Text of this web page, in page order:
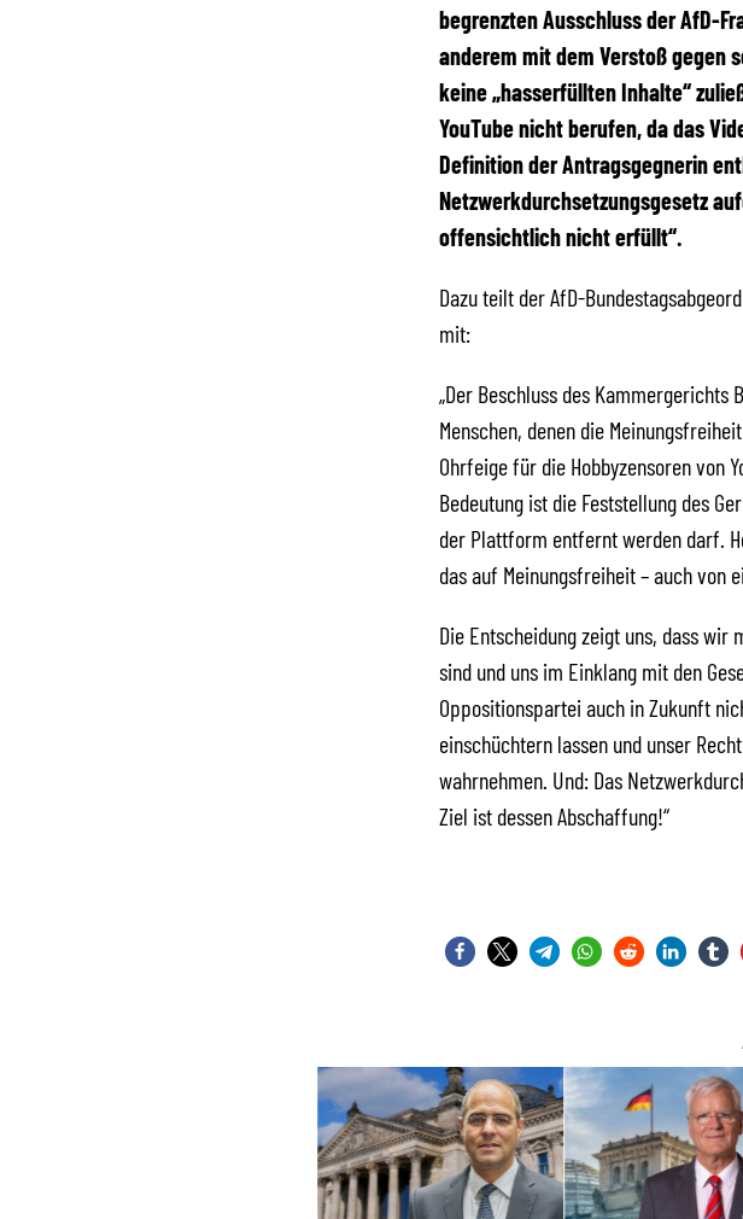
begrenzten Ausschluss der AfD-
anderem mit dem Verstoß gegen
keine „hasserfüllten Inhalte“
YouTube nicht berufen, da das
Definition der Antragsgegnerin
Netzwerkdurchsetzungsgesetz
offensichtlich nicht erfüllt“.
Dazu teilt der AfD-
mit:
„Der Beschluss des
Menschen, denen die
Ohrfeige für die Hobbyzensoren von
Bedeutung ist die Feststellung des
der Plattform entfernt werden darf.
das auf Meinungsfreiheit – auch von
Die Entscheidung zeigt uns, dass
sind und uns im Einklang mit den
Oppositionspartei auch in Zukunft
einschüchtern lassen und unser
wahrnehmen. Und: Das
Ziel ist dessen Abschaffung!“